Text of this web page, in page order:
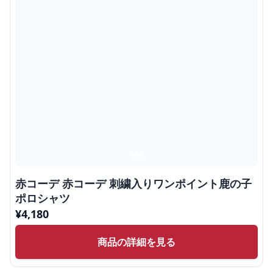
赤コーデ 赤コーデ 刺繍入りワンポイント鹿の子
ポロシャツ
¥4,180
商品の詳細を見る